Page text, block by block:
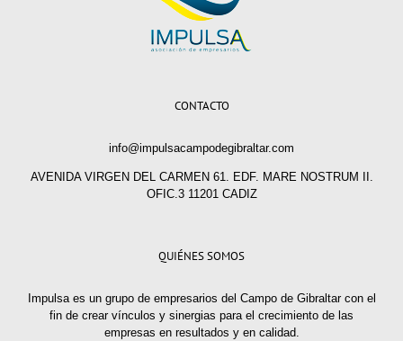
CONTACTO
info@impulsacampodegibraltar.com
AVENIDA VIRGEN DEL CARMEN 61. EDF. MARE NOSTRUM II.
OFIC.3 11201 CADIZ
QUIÉNES SOMOS
Impulsa es un grupo de empresarios del Campo de Gibraltar con el
fin de crear vínculos y sinergias para el crecimiento de las
empresas en resultados y en calidad.